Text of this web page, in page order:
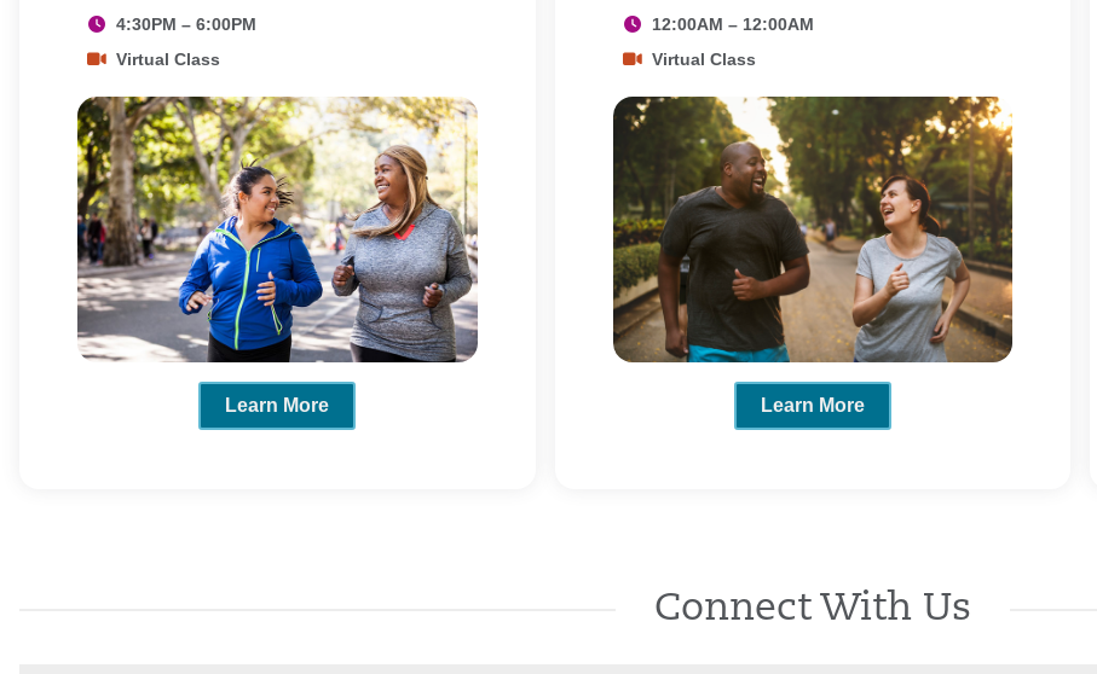
4:30PM – 6:00PM
Virtual Class
Learn More
12:00AM – 12:00AM
Virtual Class
Learn More
Connect With Us